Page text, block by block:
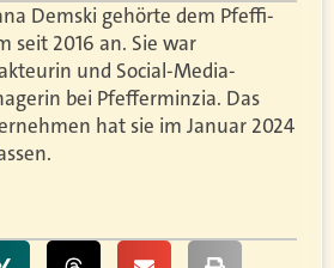
Demski gehörte dem Pfeffi-
seit 2016 an. Sie war
und Social-Media-
bei Pfefferminzia. Das
hat sie im Januar 2024